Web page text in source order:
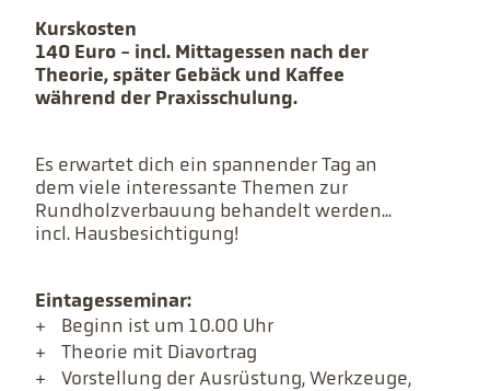
Kurskosten
140 Euro - incl. Mittagessen nach der
Theorie, später Gebäck und Kaffee
während der Praxisschulung.
Es erwartet dich ein spannender Tag an
dem viele interessante Themen zur
Rundholzverbauung behandelt werden...
incl. Hausbesichtigung!
Eintagesseminar:
Beginn ist um 10.00 Uhr
Theorie mit Diavortrag
Vorstellung der Ausrüstung, Werkzeuge,